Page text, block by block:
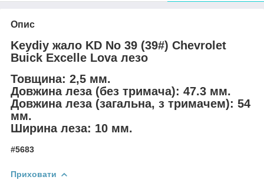
Опис
Keydiy жало KD No 39 (39#) Chevrolet
Buick Excelle Lova лезо
Товщина: 2,5 мм.
Довжина леза (без тримача): 47.3 мм.
Довжина леза (загальна, з тримачем): 54
мм.
Ширина леза: 10 мм.
#5683
Приховати